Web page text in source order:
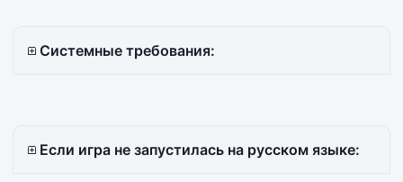
Системные требования:
Если игра не запустилась на русском языке: